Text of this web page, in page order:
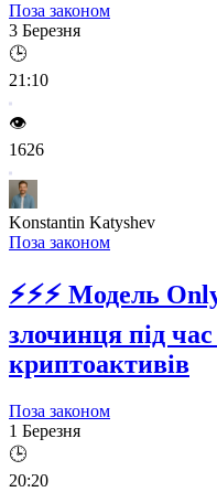
Поза законом
3 Березня
🕒
21:10
👁️
1626
Konstantin Katyshev
Поза законом
⚡⚡⚡ Модель
злочинця під
криптоактивів
Поза законом
1 Березня
🕒
20:20